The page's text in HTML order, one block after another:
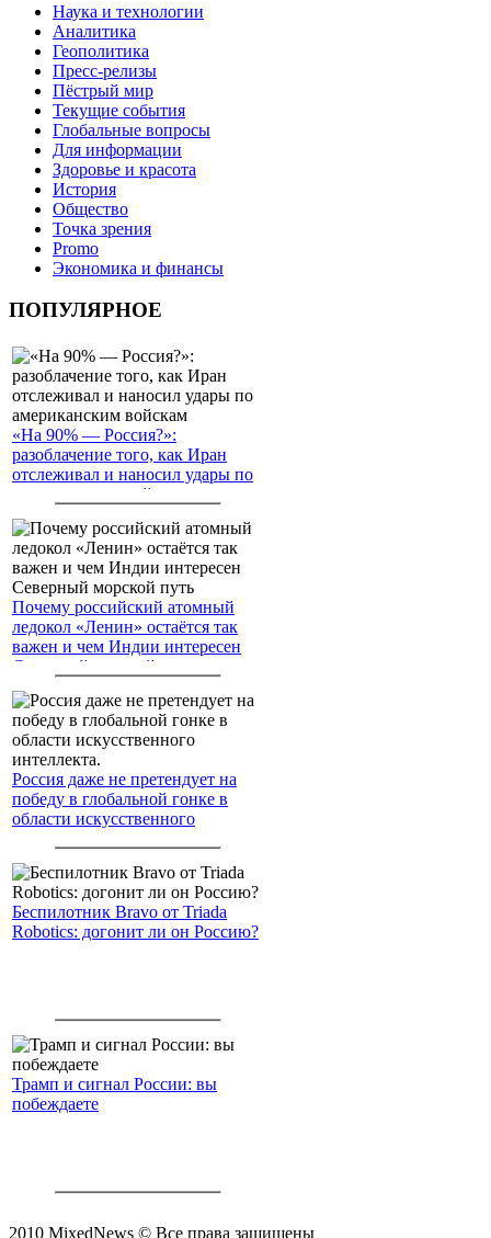
Наука и технологии
Аналитика
Геополитика
Пресс-релизы
Пёстрый мир
Текущие события
Глобальные вопросы
Для информации
Здоровье и красота
История
Общество
Точка зрения
Promo
Экономика и финансы
ПОПУЛЯРНОЕ
«На 90% — Россия?»:
разоблачение того, как Иран
отслеживал и наносил удары по
американским войскам
Почему российский атомный
ледокол «Ленин» остаётся так
важен и чем Индии интересен
Северный морской путь
Россия даже не претендует на
победу в глобальной гонке в
области искусственного
Беспилотник Bravo от Triada
Robotics: догонит ли он Россию?
Трамп и сигнал России: вы
побеждаете
2010 MixedNews © Все права защищены